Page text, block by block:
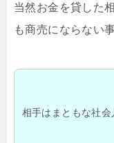
当然お金を貸した
も商売にならない
相手はまともな社会